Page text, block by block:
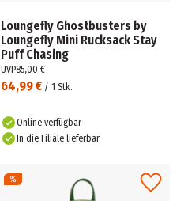
Loungefly Ghostbusters by
Loungefly Mini Rucksack Stay
Puff Chasing
64,99 € / 1 Stk.
UVP85,00 €
Online verfügbar
In die Filiale lieferbar